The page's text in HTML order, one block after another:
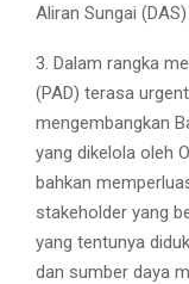
Aliran Sungai (DAS)
3. Dalam rangka
(PAD) terasa
mengembangkan
yang dikelola oleh
bahkan
stakeholder yang
yang tentunya
dan sumber daya